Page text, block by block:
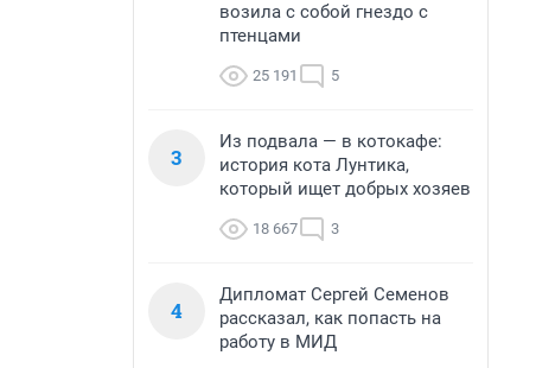
возила с собой гнездо с
птенцами
25 191 5
3
Из подвала — в котокафе:
история кота Лунтика,
который ищет добрых хозяев
18 667 3
4
Дипломат Сергей Семенов
рассказал, как попасть на
работу в МИД